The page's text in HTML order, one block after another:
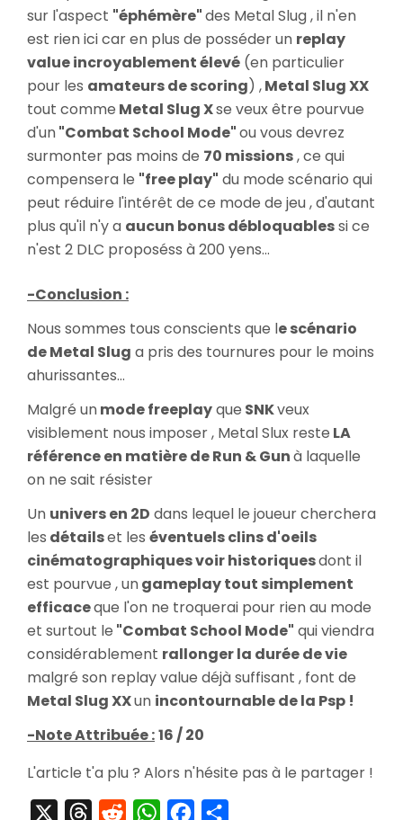
sur l'aspect "éphémère"des Metal Slug , il n'en
est rien ici car en plus de posséder un replay
value incroyablement élevé (en particulier
pour les amateurs de scoring) ,Metal Slug XX
tout comme Metal Slug Xse veux être pourvue
d'un"Combat School Mode"ou vous devrez
surmonter pas moins de 70 missions, ce qui
compensera le "free play" du mode scénario qui
peut réduire l'intérêt de ce mode de jeu , d'autant
plus qu'il n'y a aucun bonus débloquablessi ce
n'est 2 DLC proposéss à 200 yens...
-Conclusion :
Nous sommes tous conscients que le scénario
de Metal Slug a pris des tournures pour le moins
ahurissantes...
Malgré unmode freeplayque SNKveux
visiblement nous imposer , Metal Slux reste LA
référence en matière de Run & Gunà laquelle
on ne sait résister
Un univers en 2D dans lequel le joueur cherchera
les détailset les éventuels clins d'oeils
cinématographiques voir historiquesdont il
est pourvue , ungameplay tout simplement
efficaceque l'on ne troquerai pour rien au mode
et surtout le "Combat School Mode" qui viendra
considérablement rallonger la durée de vie
malgré son replay value déjà suffisant , font de
Metal Slug XXun incontournable de la Psp !
-Note Attribuée :16 / 20
L'article t'a plu ? Alors n'hésite pas à le partager !
ThreadsRedditWhatsAppFacebook